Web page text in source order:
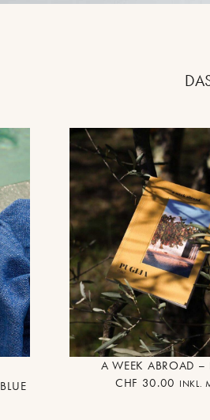
A WEEK ABROAD –
CHF 30.00 INKL.